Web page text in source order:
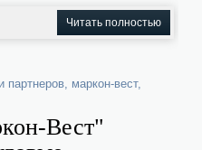
Читать полностью
партнеров, маркон-вест,
Вест"